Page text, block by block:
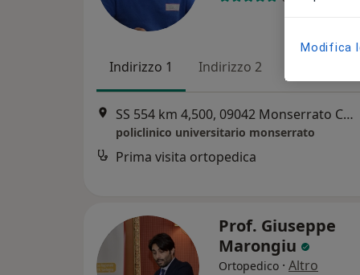
Indirizzo 1 Indirizzo 2
SS 554 km 4,500, 09042 Monserrato CA, Monserrato
policlinico universitario monserrato
Prima visita ortopedica
Prof. Giuseppe
Marongiu
Ortopedico · Altro
Modifica